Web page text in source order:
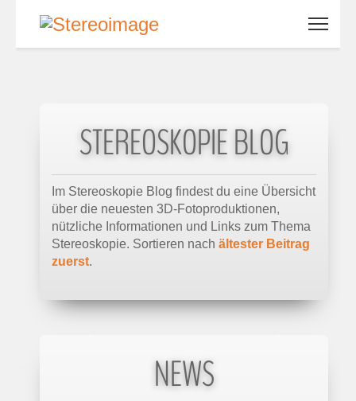
STEREOSKOPIE BLOG
Im Stereoskopie Blog findest du eine Übersicht
über die neuesten 3D-Fotoproduktionen,
nützliche Informationen und Links zum Thema
Stereoskopie. Sortieren nach ältester Beitrag
zuerst.
NEWS